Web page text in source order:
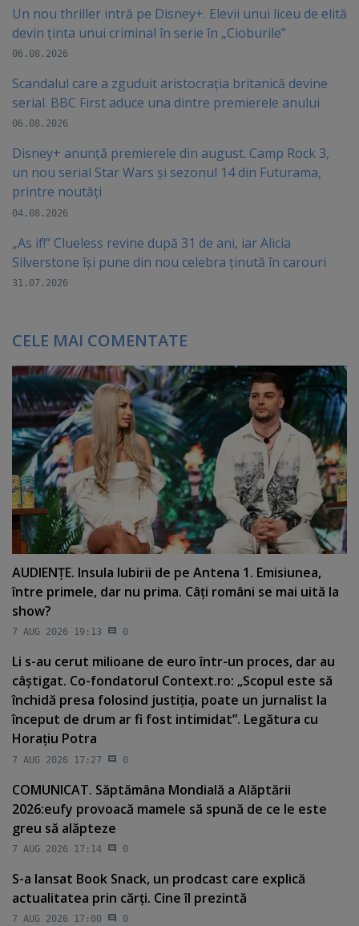
Un nou thriller intră pe Disney+. Elevii unui liceu de elită
devin ținta unui criminal în serie în „Cioburile”
06.08.2026
Scandalul care a zguduit aristocrația britanică devine
serial. BBC First aduce una dintre premierele anului
06.08.2026
Disney+ anunță premierele din august. Camp Rock 3,
un nou serial Star Wars și sezonul 14 din Futurama,
printre noutăți
04.08.2026
„As if!” Clueless revine după 31 de ani, iar Alicia
Silverstone își pune din nou celebra ținută în carouri
31.07.2026
CELE MAI COMENTATE
AUDIENŢE. Insula Iubirii de pe Antena 1. Emisiunea,
între primele, dar nu prima. Câţi români se mai uită la
show?
7 AUG 2026 19:13 0
Li s-au cerut milioane de euro într-un proces, dar au
câştigat. Co-fondatorul Context.ro: „Scopul este să
închidă presa folosind justiţia, poate un jurnalist la
început de drum ar fi fost intimidat”. Legătura cu
Horaţiu Potra
7 AUG 2026 17:27 0
COMUNICAT. Săptămâna Mondială a Alăptării
2026:eufy provoacă mamele să spună de ce le este
greu să alăpteze
7 AUG 2026 17:14 0
S-a lansat Book Snack, un prodcast care explică
actualitatea prin cărţi. Cine îl prezintă
7 AUG 2026 17:00 0